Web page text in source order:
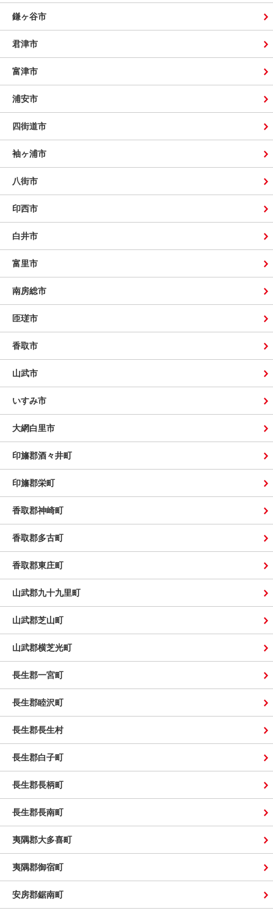
鎌ヶ谷市
君津市
富津市
浦安市
四街道市
袖ヶ浦市
八街市
印西市
白井市
富里市
南房総市
匝瑳市
香取市
山武市
いすみ市
大網白里市
印旛郡酒々井町
印旛郡栄町
香取郡神崎町
香取郡多古町
香取郡東庄町
山武郡九十九里町
山武郡芝山町
山武郡横芝光町
長生郡一宮町
長生郡睦沢町
長生郡長生村
長生郡白子町
長生郡長柄町
長生郡長南町
夷隅郡大多喜町
夷隅郡御宿町
安房郡鋸南町